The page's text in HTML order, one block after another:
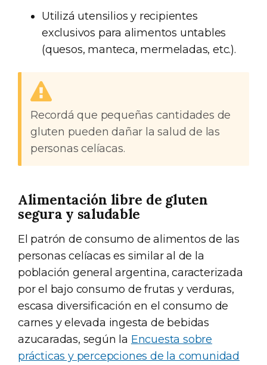
Utilizá utensilios y recipientes
exclusivos para alimentos untables
(quesos, manteca, mermeladas, etc.).
Recordá que pequeñas cantidades de
gluten pueden dañar la salud de las
personas celíacas.
Alimentación libre de gluten
segura y saludable
El patrón de consumo de alimentos de las
personas celíacas es similar al de la
población general argentina, caracterizada
por el bajo consumo de frutas y verduras,
escasa diversificación en el consumo de
carnes y elevada ingesta de bebidas
azucaradas, según la Encuesta sobre
prácticas y percepciones de la comunidad